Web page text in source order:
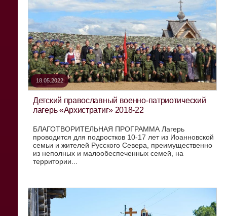
18.05.2022
Детский православный военно-патриотический
лагерь «Архистратиг» 2018-22
БЛАГОТВОРИТЕЛЬНАЯ ПРОГРАММА Лагерь
проводится для подростков 10-17 лет из Иоанновской
семьи и жителей Русского Севера, преимущественно
из неполных и малообеспеченных семей, на
территории...